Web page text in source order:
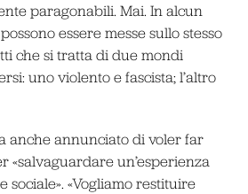
paragonabili. Mai. In alcun
essere messe sullo stesso
che si tratta di due mondi
uno violento e fascista; l’altro
anche annunciato di voler far
«salvaguardare un’esperienza
«Vogliamo restituire